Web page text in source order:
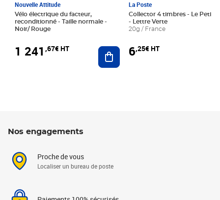
Nouvelle Attitude
Vélo électrique du facteur,
reconditionné - Taille normale -
Noir/ Rouge
1 241 ,67€ HT Ajouter au panier
La Poste
Collector 4 timbres - Le Petit
- Lettre Verte
20g / France
6,25€ HT
Nos engagements
Proche de vous
Localiser un bureau de poste